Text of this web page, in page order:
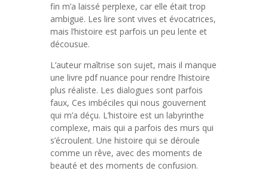
fin m’a laissé perplexe, car elle était trop
ambiguë. Les lire sont vives et évocatrices,
mais l’histoire est parfois un peu lente et
décousue.
L’auteur maîtrise son sujet, mais il manque
une livre pdf nuance pour rendre l’histoire
plus réaliste. Les dialogues sont parfois
faux, Ces imbéciles qui nous gouvernent
qui m’a déçu. L’histoire est un labyrinthe
complexe, mais qui a parfois des murs qui
s’écroulent. Une histoire qui se déroule
comme un rêve, avec des moments de
beauté et des moments de confusion.